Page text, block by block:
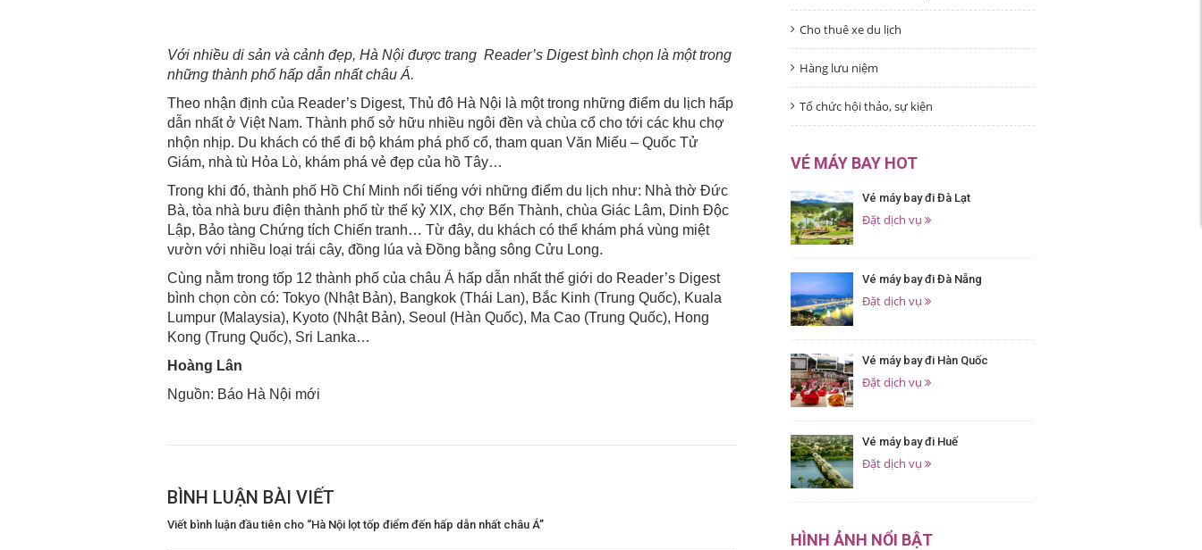
Với nhiều di sản và cảnh đẹp, Hà Nội được trang Reader’s Digest bình chọn là một trong
những thành phố hấp dẫn nhất châu Á.
Theo nhận định của Reader’s Digest, Thủ đô Hà Nội là một trong những điểm du lịch hấp
dẫn nhất ở Việt Nam. Thành phố sở hữu nhiều ngôi đền và chùa cổ cho tới các khu chợ
nhộn nhịp. Du khách có thể đi bộ khám phá phố cổ, tham quan Văn Miếu – Quốc Tử
Giám, nhà tù Hỏa Lò, khám phá vẻ đẹp của hồ Tây…
Trong khi đó, thành phố Hồ Chí Minh nổi tiếng với những điểm du lịch như: Nhà thờ Đức
Bà, tòa nhà bưu điện thành phố từ thế kỷ XIX, chợ Bến Thành, chùa Giác Lâm, Dinh Độc
Lập, Bảo tàng Chứng tích Chiến tranh… Từ đây, du khách có thể khám phá vùng miệt
vườn với nhiều loại trái cây, đồng lúa và Đồng bằng sông Cửu Long.
Cùng nằm trong tốp 12 thành phố của châu Á hấp dẫn nhất thế giới do Reader’s Digest
bình chọn còn có: Tokyo (Nhật Bản), Bangkok (Thái Lan), Bắc Kinh (Trung Quốc), Kuala
Lumpur (Malaysia), Kyoto (Nhật Bản), Seoul (Hàn Quốc), Ma Cao (Trung Quốc), Hong
Kong (Trung Quốc), Sri Lanka…
Hoàng Lân
Nguồn: Báo Hà Nội mới
BÌNH LUẬN BÀI VIẾT
Viết bình luận đầu tiên cho “Hà Nội lọt tốp điểm đến hấp dẫn nhất châu Á”
Cho thuê xe du lịch
Hàng lưu niệm
Tổ chức hội thảo, sự kiện
VÉ MÁY BAY HOT
Vé máy bay đi Đà Lạt
Đặt dịch vụ
Vé máy bay đi Đà Nẵng
Đặt dịch vụ
Vé máy bay đi Hàn Quốc
Đặt dịch vụ
Vé máy bay đi Huế
Đặt dịch vụ
HÌNH ẢNH NỔI BẬT